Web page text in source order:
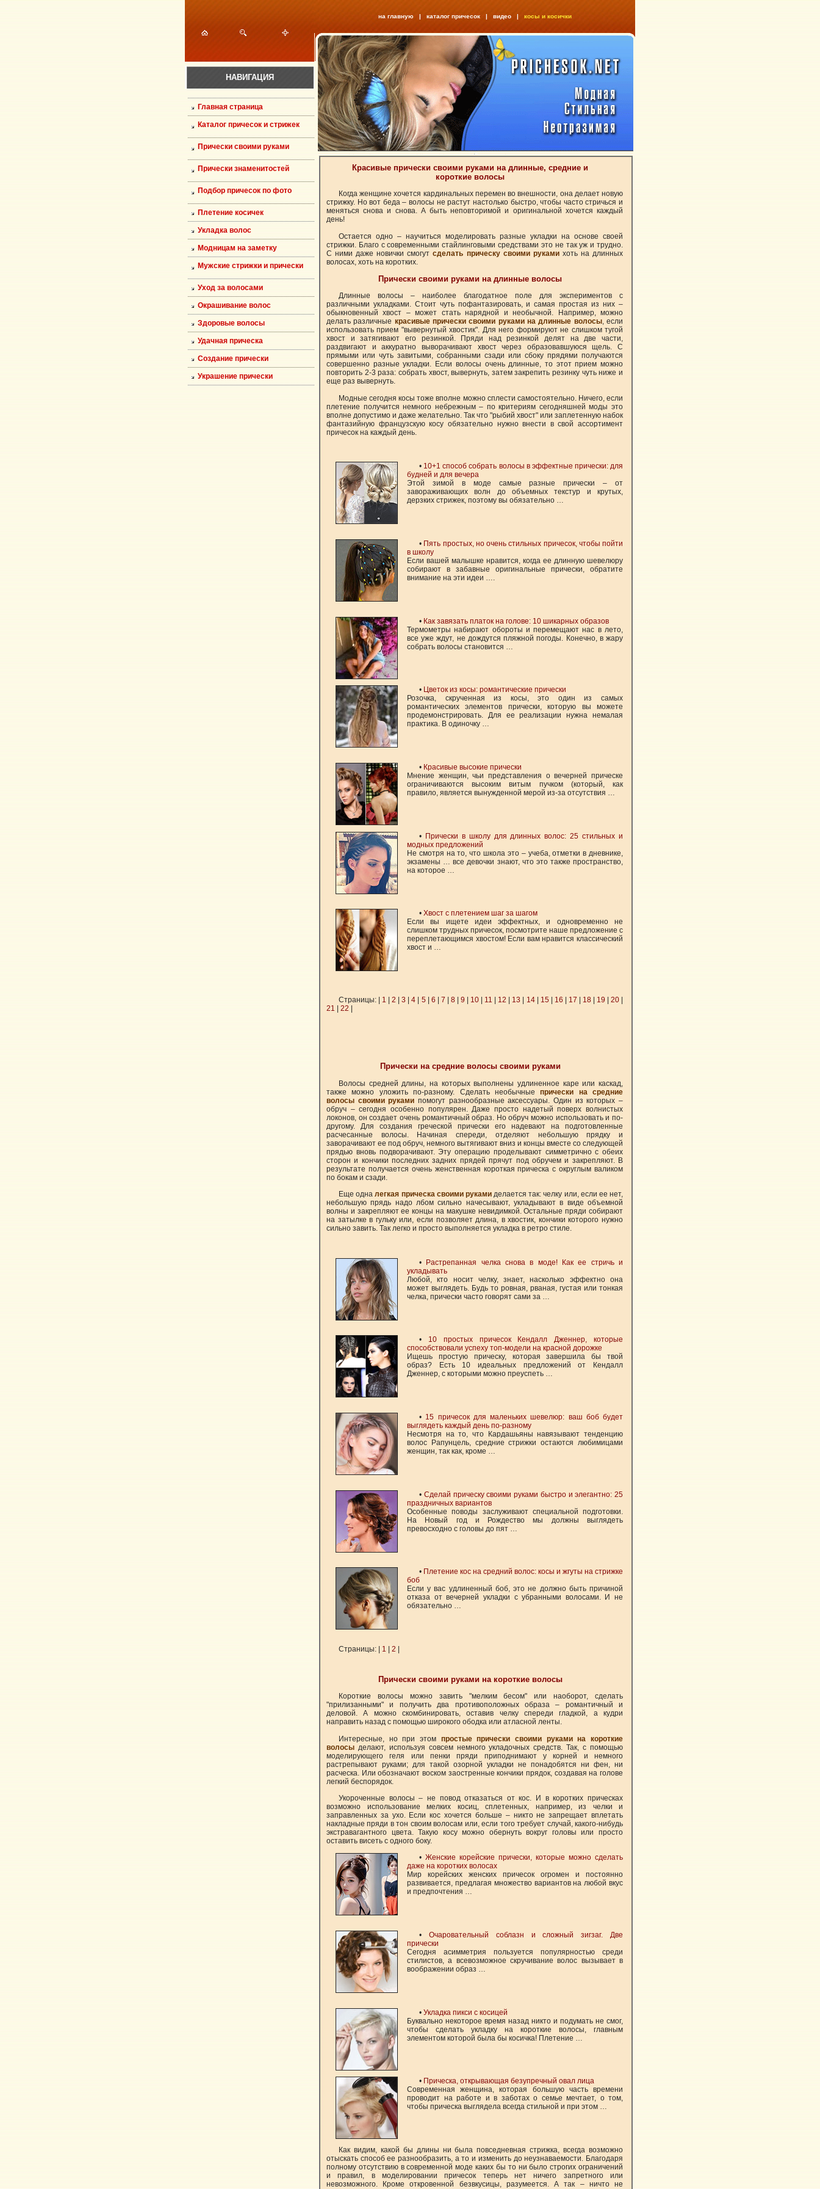
НАВИГАЦИЯ
Главная страница
Каталог причесок и стрижек
Прически своими руками
Прически знаменитостей
Подбор причесок по фото
Плетение косичек
Укладка волос
Модницам на заметку
Мужские стрижки и прически
Уход за волосами
Окрашивание волос
Здоровые волосы
Удачная прическа
Создание прически
Украшение прически
на главную | каталог причесок| видео| косы и косички
Красивые прически своими руками на длинные, средние и
короткие волосы
Когда женщине хочется кардинальных перемен во внешности, она делает новую
стрижку. Но вот беда – волосы не растут настолько быстро, чтобы часто стричься и
меняться снова и снова. А быть неповторимой и оригинальной хочется каждый
день!
Остается одно – научиться моделировать разные укладки на основе своей
стрижки. Благо с современными стайлинговыми средствами это не так уж и трудно.
С ними даже новички смогутсделать прическу своими рукамихоть на длинных
волосах, хоть на коротких.
Прически своими руками на длинные волосы
Длинные волосы – наиболее благодатное поле для экспериментов с
различными укладками. Стоит чуть пофантазировать, и самая простая из них –
обыкновенный хвост – может стать нарядной и необычной. Например, можно
делать различные красивые прически своими руками на длинные волосы, если
использовать прием "вывернутый хвостик". Для него формируют не слишком тугой
хвост и затягивают его резинкой. Пряди над резинкой делят на две части,
раздвигают и аккуратно выворачивают хвост через образовавшуюся щель. С
прямыми или чуть завитыми, собранными сзади или сбоку прядями получаются
совершенно разные укладки. Если волосы очень длинные, то этот прием можно
повторить 2-3 раза: собрать хвост, вывернуть, затем закрепить резинку чуть ниже и
еще раз вывернуть.
Модные сегодня косы тоже вполне можно сплести самостоятельно. Ничего, если
плетение получится немного небрежным – по критериям сегодняшней моды это
вполне допустимо и даже желательно. Так что "рыбий хвост" или заплетенную набок
фантазийную французскую косу обязательно нужно внести в свой ассортимент
причесок на каждый день.
• 10+1 способ собрать волосы в эффектные прически: для
будней и для вечера
Этой зимой в моде самые разные прически – от
завораживающих волн до объемных текстур и крутых,
дерзких стрижек, поэтому вы обязательно …
• Пять простых, но очень стильных причесок, чтобы пойти
в школу
Если вашей малышке нравится, когда ее длинную шевелюру
собирают в забавные оригинальные прически, обратите
внимание на эти идеи ….
• Как завязать платок на голове: 10 шикарных образов
Термометры набирают обороты и перемещают нас в лето,
все уже ждут, не дождутся пляжной погоды. Конечно, в жару
собрать волосы становится …
• Цветок из косы: романтические прически
Розочка, скрученная из косы, это один из самых
романтических элементов прически, которую вы можете
продемонстрировать. Для ее реализации нужна немалая
практика. В одиночку …
• Красивые высокие прически
Мнение женщин, чьи представления о вечерней прическе
ограничиваются высоким витым пучком (который, как
правило, является вынужденной мерой из-за отсутствия …
• Прически в школу для длинных волос: 25 стильных и
модных предложений
Не смотря на то, что школа это – учеба, отметки в дневнике,
экзамены … все девочки знают, что это также пространство,
на которое …
• Хвост с плетением шаг за шагом
Если вы ищете идеи эффектных, и одновременно не
слишком трудных причесок, посмотрите наше предложение с
переплетающимся хвостом! Если вам нравится классический
хвост и …
Страницы: | 1 |2 |3 |4 | 5| 6 | 7 | 8| 9 | 10 | 11 | 12 | 13 | 14| 15| 16 | 17 | 18| 19 |20 |
21 | 22 |
Прически на средние волосы своими руками
Волосы средней длины, на которых выполнены удлиненное каре или каскад,
также можно уложить по-разному. Сделать необычныепрически на средние
волосы своими руками помогут разнообразные аксессуары. Один из которых –
обруч – сегодня особенно популярен. Даже просто надетый поверх волнистых
локонов, он создает очень романтичный образ. Но обруч можно использовать и по-
другому. Для создания греческой прически его надевают на подготовленные
расчесанные волосы. Начиная спереди, отделяют небольшую прядку и
заворачивают ее под обруч, немного вытягивают вниз и концы вместе со следующей
прядью вновь подворачивают. Эту операцию проделывают симметрично с обеих
сторон и кончики последних задних прядей прячут под обручем и закрепляют. В
результате получается очень женственная короткая прическа с округлым валиком
по бокам и сзади.
Еще одналегкая прическа своими рукамиделается так: челку или, если ее нет,
небольшую прядь надо лбом сильно начесывают, укладывают в виде объемной
волны и закрепляют ее концы на макушке невидимкой. Остальные пряди собирают
на затылке в гульку или, если позволяет длина, в хвостик, кончики которого нужно
сильно завить. Так легко и просто выполняется укладка в ретро стиле.
• Растрепанная челка снова в моде! Как ее стричь и
укладывать
Любой, кто носит челку, знает, насколько эффектно она
может выглядеть. Будь то ровная, рваная, густая или тонкая
челка, прически часто говорят сами за …
• 10 простых причесок Кендалл Дженнер, которые
способствовали успеху топ-модели на красной дорожке
Ищешь простую прическу, которая завершила бы твой
образ? Есть 10 идеальных предложений от Кендалл
Дженнер, с которыми можно преуспеть …
• 15 причесок для маленьких шевелюр: ваш боб будет
выглядеть каждый день по-разному
Несмотря на то, что Кардашьяны навязывают тенденцию
волос Рапунцель, средние стрижки остаются любимицами
женщин, так как, кроме …
• Сделай прическу своими руками быстро и элегантно: 25
праздничных вариантов
Особенные поводы заслуживают специальной подготовки.
На Новый год и Рождество мы должны выглядеть
превосходно с головы до пят …
• Плетение кос на средний волос: косы и жгуты на стрижке
боб
Если у вас удлиненный боб, это не должно быть причиной
отказа от вечерней укладки с убранными волосами. И не
обязательно …
Страницы: | 1 | 2 |
Прически своими руками на короткие волосы
Короткие волосы можно завить "мелким бесом" или наоборот, сделать
"прилизанными" и получить два противоположных образа – романтичный и
деловой. А можно скомбинировать, оставив челку спереди гладкой, а кудри
направить назад с помощью широкого ободка или атласной ленты.
Интересные, но при этом простые прически своими руками на короткие
волосы делают, используя совсем немного укладочных средств. Так, с помощью
моделирующего геля или пенки пряди приподнимают у корней и немного
растрепывают руками; для такой озорной укладки не понадобятся ни фен, ни
расческа. Или обозначают воском заостренные кончики прядок, создавая на голове
легкий беспорядок.
Укороченные волосы – не повод отказаться от кос. И в коротких прическах
возможно использование мелких косиц, сплетенных, например, из челки и
заправленных за ухо. Если кос хочется больше – никто не запрещает вплетать
накладные пряди в тон своим волосам или, если того требует случай, какого-нибудь
экстравагантного цвета. Такую косу можно обернуть вокруг головы или просто
оставить висеть с одного боку.
• Женские корейские прически, которые можно сделать
даже на коротких волосах
Мир корейских женских причесок огромен и постоянно
развивается, предлагая множество вариантов на любой вкус
и предпочтения …
• Очаровательный соблазн и сложный зигзаг. Две
прически
Сегодня асимметрия пользуется популярностью среди
стилистов, а всевозможное скручивание волос вызывает в
воображении образ …
• Укладка пикси с косицей
Буквально некоторое время назад никто и подумать не смог,
чтобы сделать укладку на короткие волосы, главным
элементом которой была бы косичка! Плетение …
• Прическа, открывающая безупречный овал лица
Современная женщина, которая большую часть времени
проводит на работе и в заботах о семье мечтает, о том,
чтобы прическа выглядела всегда стильной и при этом …
Как видим, какой бы длины ни была повседневная стрижка, всегда возможно
отыскать способ ее разнообразить, а то и изменить до неузнаваемости. Благодаря
полному отсутствию в современной моде каких бы то ни было строгих ограничений
и правил, в моделировании причесок теперь нет ничего запретного или
невозможного. Кроме откровенной безвкусицы, разумеется. А так – ничто не